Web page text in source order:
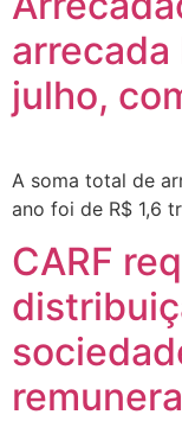
arrecada
julho,
A soma total de
ano foi de R$ 1,6
CARF